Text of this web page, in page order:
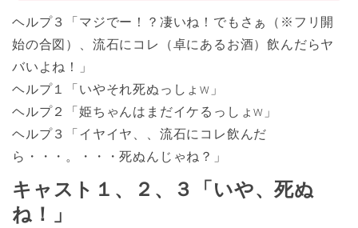
ヘルプ３「マジでー！？凄いね！でもさぁ（※フリ開
始の合図）、流石にコレ（卓にあるお酒）飲んだらヤ
バいよね！」
ヘルプ１「いやそれ死ぬっしょw」
ヘルプ２「姫ちゃんはまだイケるっしょw」
ヘルプ３「イヤイヤ、、流石にコレ飲んだ
ら・・・。・・・死ぬんじゃね？」
キャスト１、２、３「いや、死ぬ
ね！」